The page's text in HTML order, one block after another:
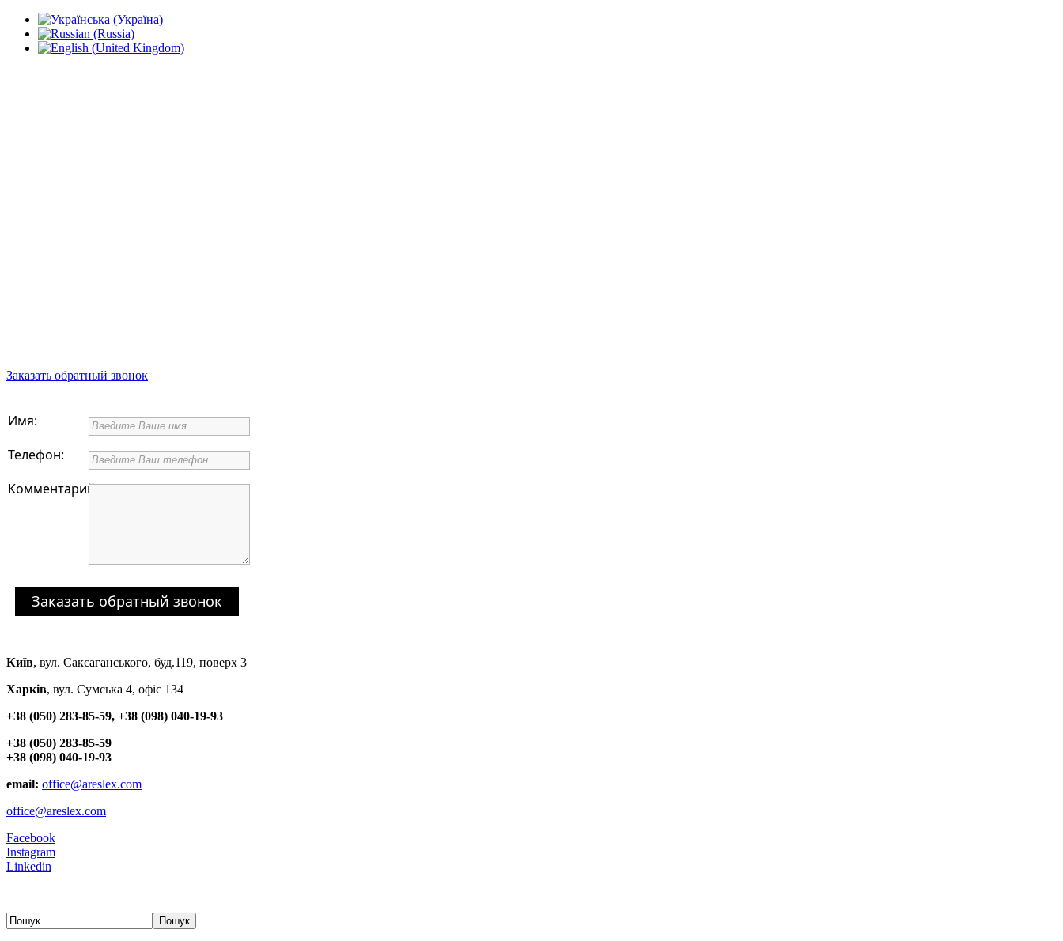
Заказать обратный звонок
Имя:
Телефон:
Комментарий:
Заказать обратный звонок
Київ, вул. Саксаганського, буд.119, поверх 3
Харків, вул. Сумська 4, офіс 134
+38 (050) 283-85-59, +38 (098) 040-19-93
+38 (050) 283-85-59
+38 (098) 040-19-93
email: office@areslex.com
office@areslex.com
Facebook
Instagram
Linkedin